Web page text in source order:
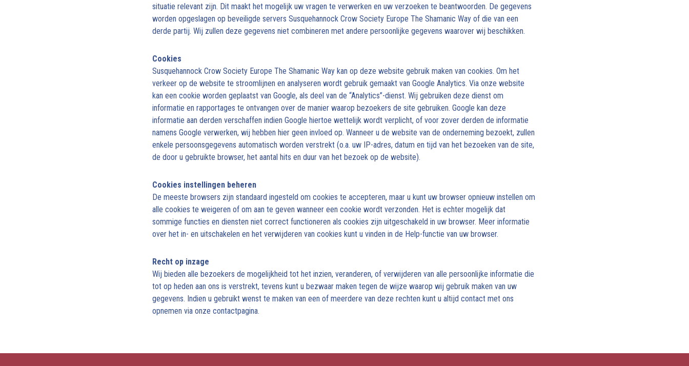
situatie relevant zijn. Dit maakt het mogelijk uw vragen te verwerken en uw verzoeken te beantwoorden. De gegevens
worden opgeslagen op beveiligde servers Susquehannock Crow Society Europe The Shamanic Way of die van een
derde partij. Wij zullen deze gegevens niet combineren met andere persoonlijke gegevens waarover wij beschikken.
Cookies
Susquehannock Crow Society Europe The Shamanic Way kan op deze website gebruik maken van cookies. Om het
verkeer op de website te stroomlijnen en analyseren wordt gebruik gemaakt van Google Analytics. Via onze website
kan een cookie worden geplaatst van Google, als deel van de “Analytics”-dienst. Wij gebruiken deze dienst om
informatie en rapportages te ontvangen over de manier waarop bezoekers de site gebruiken. Google kan deze
informatie aan derden verschaffen indien Google hiertoe wettelijk wordt verplicht, of voor zover derden de informatie
namens Google verwerken, wij hebben hier geen invloed op. Wanneer u de website van de onderneming bezoekt, zullen
enkele persoonsgegevens automatisch worden verstrekt (o.a. uw IP-adres, datum en tijd van het bezoeken van de site,
de door u gebruikte browser, het aantal hits en duur van het bezoek op de website).
Cookies instellingen beheren
De meeste browsers zijn standaard ingesteld om cookies te accepteren, maar u kunt uw browser opnieuw instellen om
alle cookies te weigeren of om aan te geven wanneer een cookie wordt verzonden. Het is echter mogelijk dat
sommige functies en diensten niet correct functioneren als cookies zijn uitgeschakeld in uw browser. Meer informatie
over het in- en uitschakelen en het verwijderen van cookies kunt u vinden in de Help-functie van uw browser.
Recht op inzage
Wij bieden alle bezoekers de mogelijkheid tot het inzien, veranderen, of verwijderen van alle persoonlijke informatie die
tot op heden aan ons is verstrekt, tevens kunt u bezwaar maken tegen de wijze waarop wij gebruik maken van uw
gegevens. Indien u gebruikt wenst te maken van een of meerdere van deze rechten kunt u altijd contact met ons
opnemen via onze contactpagina.